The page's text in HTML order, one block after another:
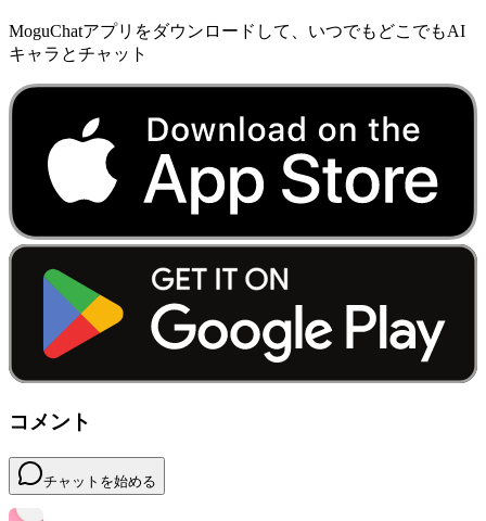
MoguChatアプリをダウンロードして、いつでもどこでもAI
キャラとチャット
コメント
チャットを始める